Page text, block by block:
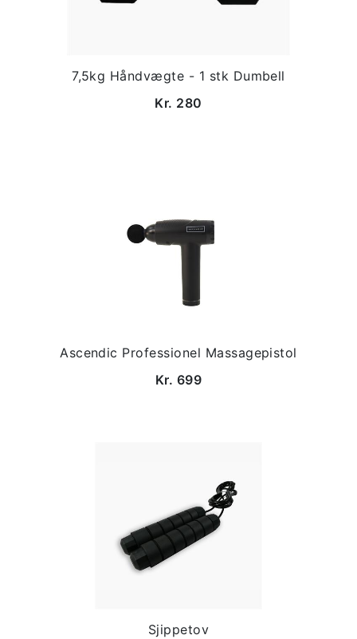
7,5kg Håndvægte - 1 stk Dumbell
Kr. 280
Ascendic Professionel Massagepistol
Kr. 699
Sjippetov